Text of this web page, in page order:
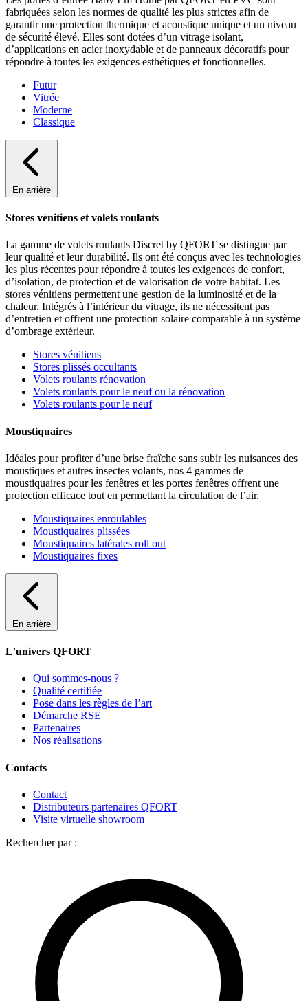
fabriquées selon les normes de qualité les plus strictes afin de
garantir une protection thermique et acoustique unique et un niveau
de sécurité élevé. Elles sont dotées d’un vitrage isolant,
d’applications en acier inoxydable et de panneaux décoratifs pour
répondre à toutes les exigences esthétiques et fonctionnelles.
Futur
Vitrée
Moderne
Classique
En arrière
Stores vénitiens et volets roulants
La gamme de volets roulants Discret by QFORT se distingue par
leur qualité et leur durabilité. Ils ont été conçus avec les technologies
les plus récentes pour répondre à toutes les exigences de confort,
d’isolation, de protection et de valorisation de votre habitat. Les
stores vénitiens permettent une gestion de la luminosité et de la
chaleur. Intégrés à l’intérieur du vitrage, ils ne nécessitent pas
d’entretien et offrent une protection solaire comparable à un système
d’ombrage extérieur.
Stores vénitiens
Stores plissés occultants
Volets roulants rénovation
Volets roulants pour le neuf ou la rénovation
Volets roulants pour le neuf
Moustiquaires
Idéales pour profiter d’une brise fraîche sans subir les nuisances des
moustiques et autres insectes volants, nos 4 gammes de
moustiquaires pour les fenêtres et les portes fenêtres offrent une
protection efficace tout en permettant la circulation de l’air.
Moustiquaires enroulables
Moustiquaires plissées
Moustiquaires latérales roll out
Moustiquaires fixes
En arrière
L'univers QFORT
Qui sommes-nous ?
Qualité certifiée
Pose dans les règles de l’art
Démarche RSE
Partenaires
Nos réalisations
Contacts
Contact
Distributeurs partenaires QFORT
Visite virtuelle showroom
Rechercher par :